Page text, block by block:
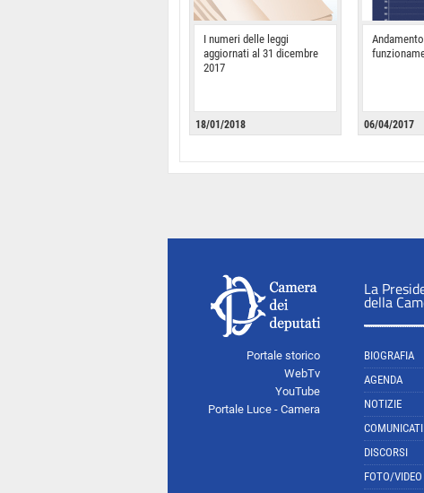
I numeri delle leggi
aggiornati al 31 dicembre
2017
18/01/2018 06/04/2017
Portale storico
WebTv
YouTube
Portale Luce - Camera
La
della
BIOGRAFIA
AGENDA
NOTIZIE
COMUNICATI
DISCORSI
FOTO/VIDEO